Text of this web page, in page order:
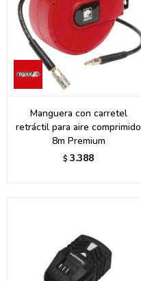
Manguera con carretel
retráctil para aire comprimido
8m Premium
$ 3.388